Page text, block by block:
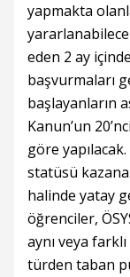
yapmakta
eden 2 ay
başvurmaları
başlayanların
Kanun’un
göre
statüsü
halinde yatay
öğrenciler,
aynı veya
türden taban